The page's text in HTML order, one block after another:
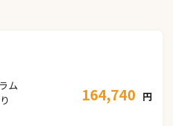
ム
164,740 円